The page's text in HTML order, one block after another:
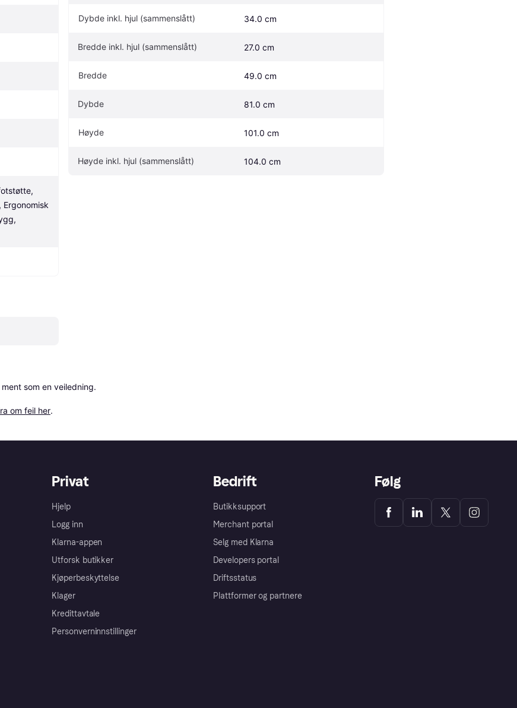
Ergonomisk
Dybde inkl. hjul (sammenslått) 34.0 cm
Bredde inkl. hjul (sammenslått) 27.0 cm
Bredde 49.0 cm
Dybde 81.0 cm
Høyde 101.0 cm
Høyde inkl. hjul (sammenslått) 104.0 cm
som en veiledning.
om feil her.
Privat
Hjelp
Logg inn
Klarna-appen
Utforsk butikker
Kjøperbeskyttelse
Klager
Kredittavtale
Personverninnstillinger
Bedrift
Butikksupport
Merchant portal
Selg med Klarna
Developers portal
Driftsstatus
Plattformer og partnere
Følg